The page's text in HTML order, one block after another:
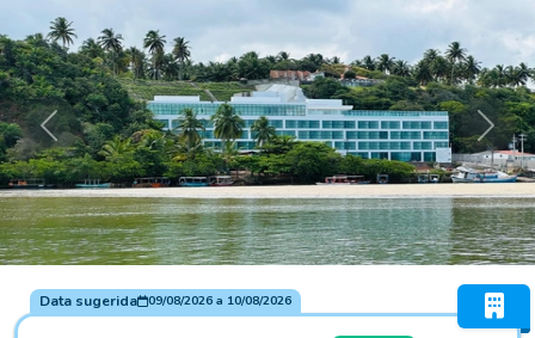
Anterior
Data sugerida 09/08/2026a 10/08/2026